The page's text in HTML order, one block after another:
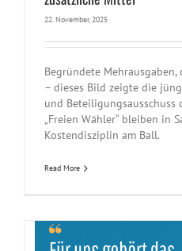
22. November, 2025
Begründete
– dieses Bild zeigte die
und Beteiligungsausschuss
„Freien Wähler“ bleiben in
Kostendisziplin am Ball.
Read More